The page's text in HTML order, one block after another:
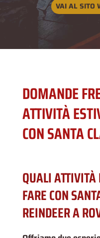
VAI AL SITO
DOMANDE
ATTIVITÀ
CON SANTA
QUALI
FARE CON
REINDEER A